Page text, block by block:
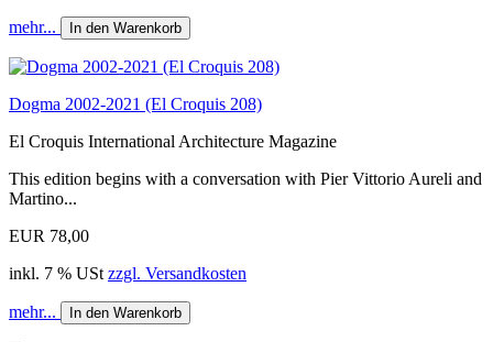
mehr... In den Warenkorb
Dogma 2002-2021 (El Croquis 208)
El Croquis International Architecture Magazine
This edition begins with a conversation with Pier Vittorio Aureli and
Martino...
EUR 78,00
inkl. 7 % USt zzgl. Versandkosten
mehr... In den Warenkorb